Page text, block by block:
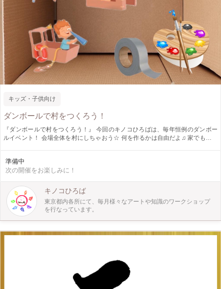
キッズ・子供向け
ダンボールで村をつくろう！
『ダンボールで村をつくろう！』 今回のキノコひろばは、毎年恒例のダンボー
ルイベント！ 会場全体を村にしちゃおう☆ 何を作るかは自由だよ♫ 家でも車で
ショップ・自然の中で季節を感じるプレイパークを月に１回開催しています。
親子で、お友達と、小学生以上のお子さまならもちろん一人でも！ 自然やアー
準備中
次の開催をお楽しみに！
キノコひろば
東京都内各所にて、毎月様々なアートや知識のワークショップ
を行なっています。